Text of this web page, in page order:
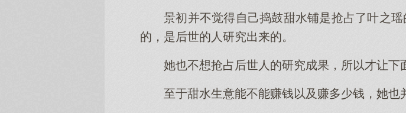
景初并不觉得自己捣鼓甜水铺是抢占了叶之
的，是后世的人研究出来的。
她也不想抢占后世人的研究成果，所以才让下
至于甜水生意能不能赚钱以及赚多少钱，她也